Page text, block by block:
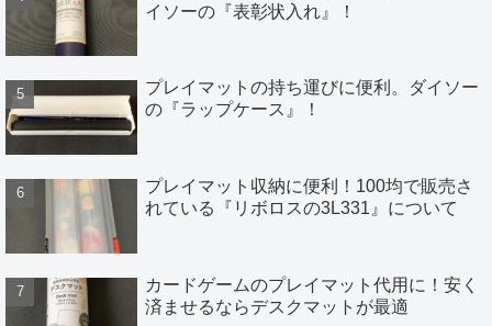
イソーの『表彰状入れ』！
プレイマットの持ち運びに便利。ダイソー
の『ラップケース』！
プレイマット収納に便利！100均で販売さ
れている『リボロスの3L331』について
カードゲームのプレイマット代用に！安く
済ませるならデスクマットが最適